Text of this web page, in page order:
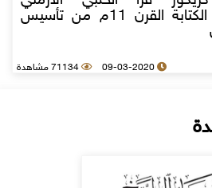
القسطنطيني تاریخ الكتابة القرن 11م من تأسیس
09-03-2020 71134 مشاهدة